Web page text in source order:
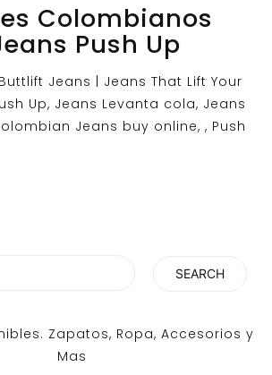
Colombianos
Push Up
Jeans | Jeans That Lift Your
Up, Jeans Levanta cola, Jeans
Jeans buy online, , Push
Zapatos, Ropa, Accesorios y
Mas